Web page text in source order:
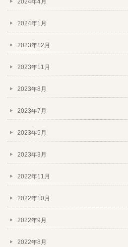
2024年4月
2024年1月
2023年12月
2023年11月
2023年8月
2023年7月
2023年5月
2023年3月
2022年11月
2022年10月
2022年9月
2022年8月